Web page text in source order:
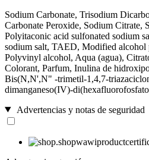
Sodium Carbonate, Trisodium
Carbonate Peroxide, Sodium Citrate,
Polyitaconic acid sulfonated sodium
sodium salt, TAED, Modified alcohol
Polyvinyl alcohol, Aqua (agua),
Colorant, Parfum, Inulina de
Bis(N,N',N" -trimetil-1,4,7-
dimanganeso(IV)-
Advertencias y notas de seguridad